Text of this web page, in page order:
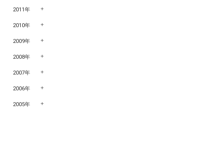
2011年
2010年
2009年
2008年
2007年
2006年
2005年